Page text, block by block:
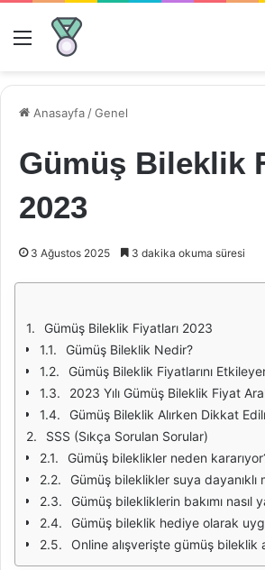
Menü
Anasayfa /Genel
Gümüş Bileklik
2023
3 Ağustos 2025 3 dakika okuma süresi
Gümüş Bileklik Fiyatları 2023
Gümüş Bileklik Nedir?
Gümüş Bileklik Fiyatlarını
2023 Yılı Gümüş Bileklik Fiyat
Gümüş Bileklik Alırken Dikkat
SSS (Sıkça Sorulan Sorular)
Gümüş bileklikler neden
Gümüş bileklikler suya dayanıklı
Gümüş bilekliklerin bakımı nasıl
Gümüş bileklik hediye olarak
Online alışverişte gümüş bileklik alırken